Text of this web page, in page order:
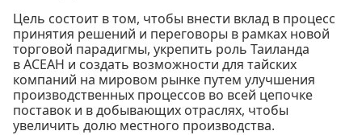
Цель состоит в том, чтобы внести вклад в процесс
принятия решений и переговоры в рамках новой
торговой парадигмы, укрепить роль Таиланда
в АСЕАН и создать возможности для тайских
компаний на мировом рынке путем улучшения
производственных процессов во всей цепочке
поставок и в добывающих отраслях, чтобы
увеличить долю местного производства.